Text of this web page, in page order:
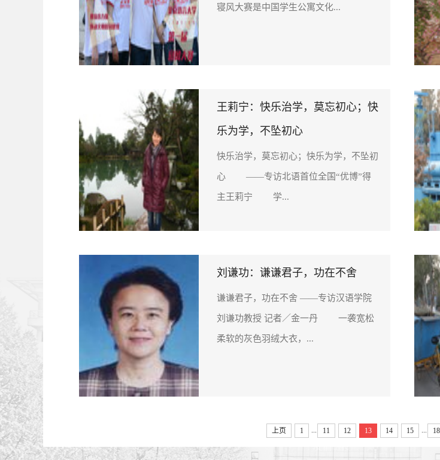
寝风大赛是中国学生公寓文化...
王莉宁：快乐治学，莫忘初心；快
乐为学，不坠初心
快乐治学，莫忘初心；快乐为学，不坠初
心 ——专访北语首位全国“优博”得
主王莉宁 学...
刘谦功：谦谦君子，功在不舍
谦谦君子，功在不舍 ——专访汉语学院
刘谦功教授 记者／金一丹 一袭宽松
柔软的灰色羽绒大衣，...
上页 1 11 12 13 14 15 18